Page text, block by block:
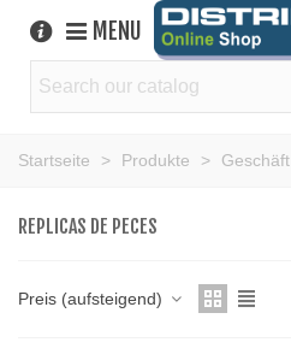
MENU
Startseite > Produkte > Geschäft
REPLICAS DE PECES
Preis (aufsteigend)